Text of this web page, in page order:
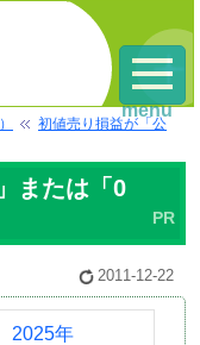
初値売り損益が「公
または「0
2011-12-22
2025年
menu